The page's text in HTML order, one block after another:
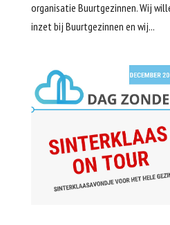
organisatie Buurtgezinnen. Wij
inzet bij Buurtgezinnen en wij...